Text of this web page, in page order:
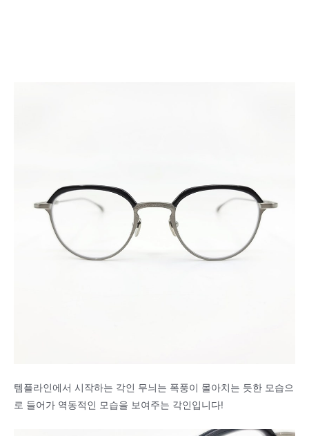
템플라인에서 시작하는 각인 무늬는 폭풍이 몰아치는 듯한 모습으
로 들어가 역동적인 모습을 보여주는 각인입니다!